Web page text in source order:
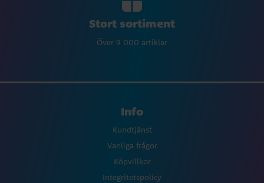
Stort sortiment
Över 9 000 artiklar
Info
Kundtjänst
Vanliga frågor
Köpvillkor
Integritetspolicy